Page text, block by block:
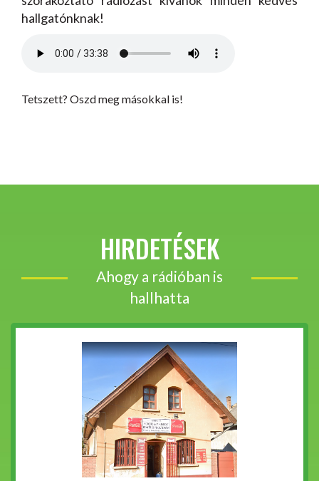
hallgatónknak!
Tetszett? Oszd meg másokkal is!
HIRDETÉSEK
Ahogy a rádióban is
hallhatta